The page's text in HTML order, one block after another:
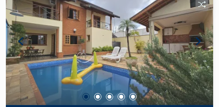
distribuídos Excelente espaço interno e externo
Ideal para famílias que valorizam conforto e
praticidade Aceita financiamento. Estuda permuta
por casa térrea de menor valor nos bairros Vila
Independência, Bairro dos Alemães ou São
Judas.